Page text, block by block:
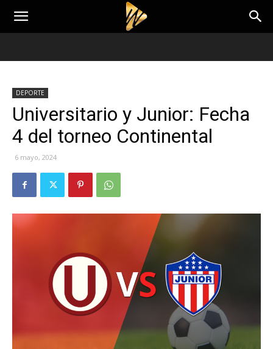
DEPORTE
Universitario y Junior: Fecha
4 del torneo Continental
6 mayo, 2024